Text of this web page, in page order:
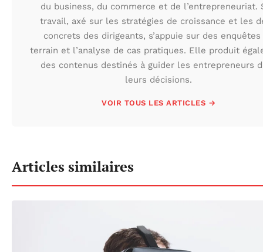
du business, du commerce et de l’entrepreneuriat.
travail, axé sur les stratégies de croissance et les
concrets des dirigeants, s’appuie sur des enquêtes
terrain et l’analyse de cas pratiques. Elle produit
des contenus destinés à guider les entrepreneurs
leurs décisions.
VOIR TOUS LES ARTICLES →
Articles similaires